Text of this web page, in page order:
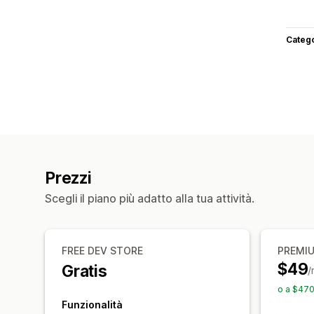
Prezzi
Scegli il piano più adatto alla tua attività.
FREE DEV STORE
Gratis
Funzionalità
$49/
o a